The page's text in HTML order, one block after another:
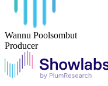
Wannu Poolsombut
Producer